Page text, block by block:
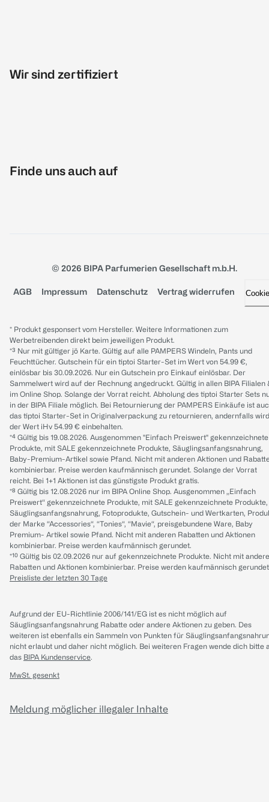
Wir sind zertifiziert
Finde uns auch auf
© 2026 BIPA Parfumerien Gesellschaft m.b.H.
AGB Impressum Datenschutz Vertrag widerrufen
* Produkt gesponsert vom Hersteller. Weitere Informationen zum
Werbetreibenden direkt beim jeweiligen Produkt.
*³ Nur mit gültiger jö Karte. Gültig auf alle PAMPERS Windeln, Pants und
Feuchttücher. Gutschein für ein tiptoi Starter-Set im Wert von 54.99 €,
einlösbar bis 30.09.2026. Nur ein Gutschein pro Einkauf einlösbar. Der
Sammelwert wird auf der Rechnung angedruckt. Gültig in allen BIPA Filialen
im Online Shop. Solange der Vorrat reicht. Abholung des tiptoi Starter Sets
in der BIPA Filiale möglich. Bei Retournierung der PAMPERS Einkäufe ist
das tiptoi Starter-Set in Originalverpackung zu retournieren, andernfalls wird
der Wert iHv 54.99 € einbehalten.
*⁴ Gültig bis 19.08.2026. Ausgenommen "Einfach Preiswert" gekennzeichnete
Produkte, mit SALE gekennzeichnete Produkte, Säuglingsanfangsnahrung,
Baby-Premium-Artikel sowie Pfand. Nicht mit anderen Aktionen und
kombinierbar. Preise werden kaufmännisch gerundet. Solange der Vorrat
reicht. Bei 1+1 Aktionen ist das günstigste Produkt gratis.
*⁸ Gültig bis 12.08.2026 nur im BIPA Online Shop. Ausgenommen „Einfach
Preiswert“ gekennzeichnete Produkte, mit SALE gekennzeichnete Produkte,
Säuglingsanfangsnahrung, Fotoprodukte, Gutschein- und Wertkarten,
der Marke “Accessories“, “Tonies“, “Mavie“, preisgebundene Ware, Baby
Premium- Artikel sowie Pfand. Nicht mit anderen Rabatten und Aktionen
kombinierbar. Preise werden kaufmännisch gerundet.
*¹⁰ Gültig bis 02.09.2026 nur auf gekennzeichnete Produkte. Nicht mit
Rabatten und Aktionen kombinierbar. Preise werden kaufmännisch
Preisliste der letzten 30 Tage
Aufgrund der EU-Richtlinie 2006/141/EG ist es nicht möglich auf
Säuglingsanfangsnahrung Rabatte oder andere Aktionen zu geben. Des
weiteren ist ebenfalls ein Sammeln von Punkten für
nicht erlaubt und daher nicht möglich. Bei weiteren Fragen wende dich bitte
das BIPA Kundenservice.
MwSt. gesenkt
Meldung möglicher illegaler Inhalte